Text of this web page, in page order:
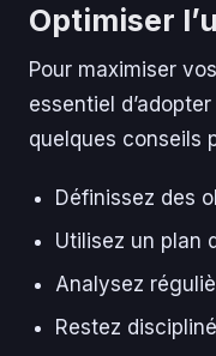
Optimiser
Pour maximiser
essentiel
quelques conseils
Définissez des
Utilisez un plan
Analysez
Restez